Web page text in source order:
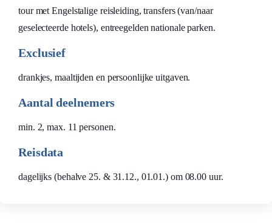
tour met Engelstalige reisleiding, transfers (van/naar
geselecteerde hotels), entreegelden nationale parken.
Exclusief
drankjes, maaltijden en persoonlijke uitgaven.
Aantal deelnemers
min. 2, max. 11 personen.
Reisdata
dagelijks (behalve 25. & 31.12., 01.01.) om 08.00 uur.